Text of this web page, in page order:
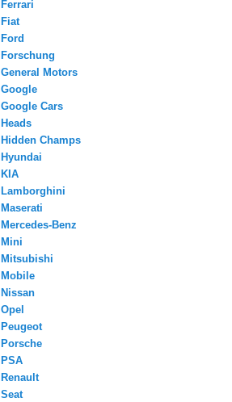
Ferrari
Fiat
Ford
Forschung
General Motors
Google
Google Cars
Heads
Hidden Champs
Hyundai
KIA
Lamborghini
Maserati
Mercedes-Benz
Mini
Mitsubishi
Mobile
Nissan
Opel
Peugeot
Porsche
PSA
Renault
Seat